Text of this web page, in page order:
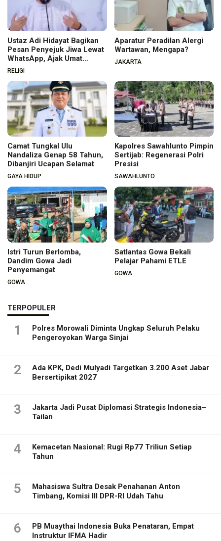
Ustaz Adi Hidayat Bagikan
Pesan Penyejuk Jiwa Lewat
WhatsApp, Ajak Umat
Menata Hati dan Iman
RELIGI
Aparatur Peradilan Alergi
Wartawan, Mengapa?
JAKARTA
Camat Tungkal Ulu
Nandaliza Genap 58 Tahun,
Dibanjiri Ucapan Selamat
GAYA HIDUP
Kapolres Sawahlunto Pimpin
Sertijab: Regenerasi Polri
Presisi
SAWAHLUNTO
Istri Turun Berlomba,
Dandim Gowa Jadi
Penyemangat
GOWA
Satlantas Gowa Bekali
Pelajar Pahami ETLE
GOWA
TERPOPULER
1
Polres Morowali Diminta Ungkap Seluruh Pelaku
Pengeroyokan Warga Sinjai
2
Ada KPK, Dedi Mulyadi Targetkan 3.200 Aset Jabar
Bersertipikat 2027
3
Jakarta Jadi Pusat Diplomasi Strategis Indonesia–
Tailan
4
Kemacetan Nasional: Rugi Rp77 Triliun Setiap
Tahun
5
Mahasiswa Sultra Desak Penahanan Anton
Timbang, Komisi III DPR-RI Udah Tahu
6
PB Muaythai Indonesia Buka Penataran, Empat
Instruktur IFMA Hadir